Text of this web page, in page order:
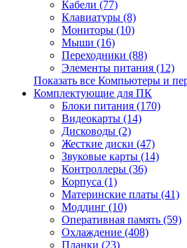
Кабели (77)
Клавиатуры (8)
Мониторы (10)
Мыши (16)
Переходники (88)
Элементы питания (12)
Показать все Компьютеры и
Комплектующие для ПК
Блоки питания (170)
Видеокарты (14)
Дисководы (2)
Жесткие диски (47)
Звуковые карты (14)
Контроллеры (36)
Корпуса (1)
Материнские платы (41)
Моддинг (10)
Оперативная память (59)
Охлаждение (408)
Планки (23)